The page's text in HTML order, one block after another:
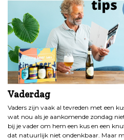
Vaderdag
Vaders zijn vaak al tevreden met een
wat nou als je aankomende zondag
bij je vader om hem een kus en een
dat natuurlijk niet ondenkbaar. Maar